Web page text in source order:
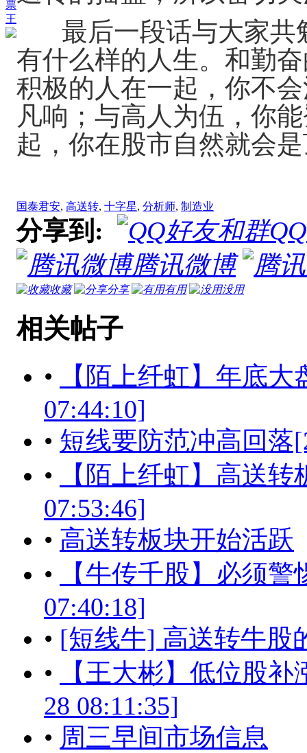
票
王
最后一段话与大家共
有什么样的人生。和勤
积极的人在一起，你不
凡响；与高人为伍，你
起，你在股市自然就会
国泰君安, 高送转, 十字星, 分析师, 制造业
分享到:
腾讯微博
收藏 分享 有用 没用
相关帖子
•
【陌上纤虹】年底
07:44:10]
• 短线要防范冲高回落
•
【陌上纤虹】高送
07:53:46]
• 高送转板块开始活跃
•
【牛传千股】必须
07:40:18]
• [短线牛] 高送转牛股
•
【王大彬】低位股
28 08:11:35]
• 周三早间市场信息